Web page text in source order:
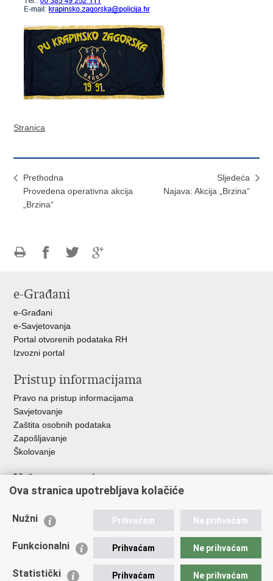
Stranica
Prethodna
Provedena operativna akcija
„Brzina“
Sljedeća
Najava: Akcija „Brzina“
FacebookuTwitteru
e-Građani
e-Građani
e-Savjetovanja
Portal otvorenih podataka RH
Izvozni portal
Pristup informacijama
Pravo na pristup informacijama
Savjetovanje
Zaštita osobnih podataka
Zapošljavanje
Školovanje
Važne poveznice
Ministarstvo unutarnjih poslova
Udruge
Policijska akademija
Zaklada policijske solidarnosti
Ova stranica upotrebljava kolačiće
Nužni Prihvaćam Ne prihvaćam
Funkcionalni Prihvaćam Ne prihvaćam
Statistički Prihvaćam Ne prihvaćam